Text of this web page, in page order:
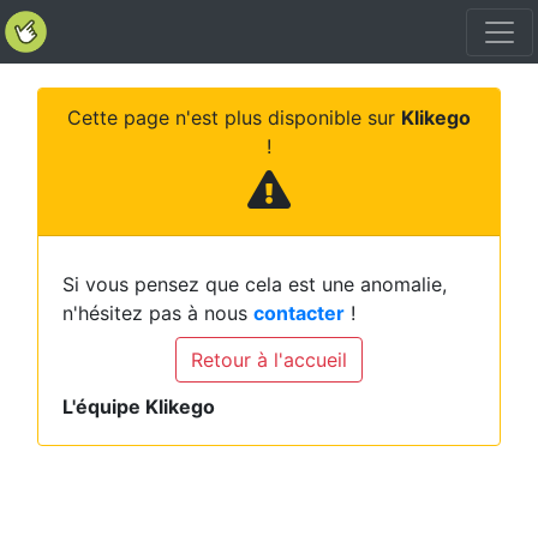
Cette page n'est plus disponible sur Klikego
!
Si vous pensez que cela est une anomalie,
n'hésitez pas à nous contacter !
Retour à l'accueil
L'équipe Klikego